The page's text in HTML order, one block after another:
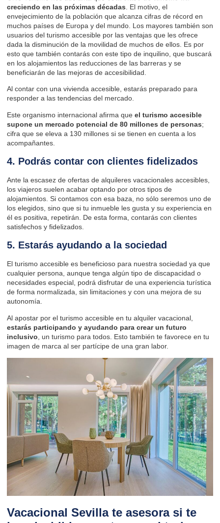
creciendo en las próximas décadas . El motivo, el
envejecimiento de la población que alcanza cifras de récord en
muchos países de Europa y del mundo. Los mayores también son
usuarios del turismo accesible por las ventajas que les ofrece
dada la disminución de la movilidad de muchos de ellos. Es por
esto que también contarás con este tipo de inquilino, que buscará
en los alojamientos las reducciones de las barreras y se
beneficiarán de las mejoras de accesibilidad.
Al contar con una vivienda accesible, estarás preparado para
responder a las tendencias del mercado.
Este organismo internacional afirma que el turismo accesible
supone un mercado potencial de 80 millones de personas;
cifra que se eleva a 130 millones si se tienen en cuenta a los
acompañantes.
4. Podrás contar con clientes fidelizados
Ante la escasez de ofertas de alquileres vacacionales accesibles,
los viajeros suelen acabar optando por otros tipos de
alojamientos. Si contamos con esa baza, no sólo seremos uno de
los elegidos, sino que si tu inmueble les gusta y su experiencia en
él es positiva, repetirán. De esta forma, contarás con clientes
satisfechos y fidelizados
5. Estarás ayudando a la sociedad
El turismo accesible es beneficioso para nuestra sociedad ya que
cualquier persona, aunque tenga algún tipo de discapacidad o
necesidades especial, podrá disfrutar de una experiencia turística
de forma normalizada, sin limitaciones y con una mejora de su
autonomía.
Al apostar por el turismo accesible en tu alquiler vacacional,
estarás participando y ayudando para crear un futuro
inclusivo , un turismo para todos. Esto también te favorece en tu
imagen de marca al ser partícipe de una gran labor.
Vacacional Sevilla te asesora si te